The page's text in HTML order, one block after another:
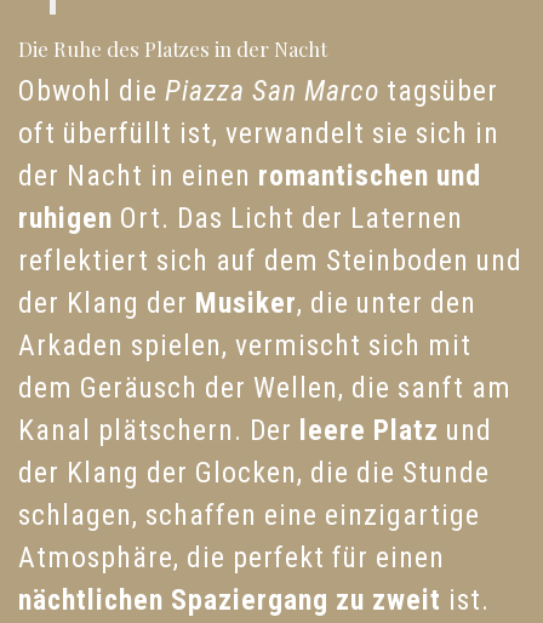
Die Ruhe des Platzes in der Nacht
Obwohl die Piazza San Marco tagsüber
oft überfüllt ist, verwandelt sie sich in
der Nacht in einen romantischen und
ruhigen Ort. Das Licht der Laternen
reflektiert sich auf dem Steinboden und
der Klang der Musiker, die unter den
Arkaden spielen, vermischt sich mit
dem Geräusch der Wellen, die sanft am
Kanal plätschern. Der leere Platz und
der Klang der Glocken, die die Stunde
schlagen, schaffen eine einzigartige
Atmosphäre, die perfekt für einen
nächtlichen Spaziergang zu zweit ist.